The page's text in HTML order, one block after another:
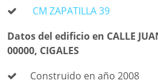
CM ZAPATILLA 39
Datos del edificio en CALLE
00000, CIGALES
Construido en año 2008